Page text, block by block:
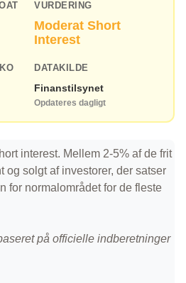
VURDERING
Moderat Short
Interest
DATAKILDE
Finanstilsynet
Opdateres dagligt
interest. Mellem 2-5% af de frit
og solgt af investorer, der satser
for normalområdet for de fleste
på officielle indberetninger